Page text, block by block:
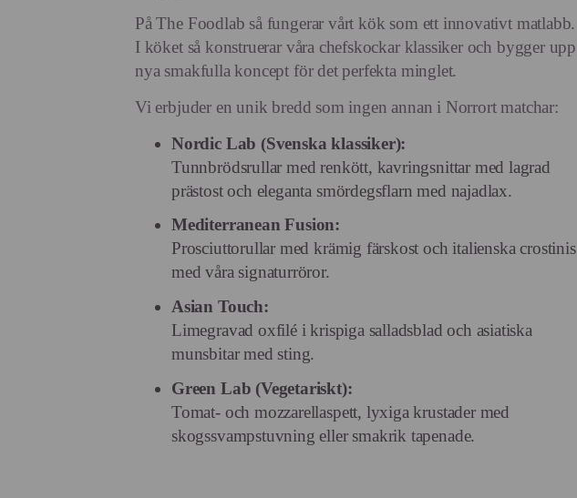
På The Foodlab så fungerar vårt kök som ett innovativt matlabb.
I köket så konstruerar våra chefskockar klassiker och bygger upp
nya smakfulla koncept för det perfekta minglet.
Vi erbjuder en unik bredd som ingen annan i Norrort matchar:
Nordic Lab (Svenska klassiker):
Tunnbrödsrullar med renkött, kavringsnittar med lagrad
prästost och eleganta smördegsflarn med najadlax.
Mediterranean Fusion:
Prosciuttorullar med krämig färskost och italienska crostinis
med våra signaturröror.
Asian Touch:
Limegravad oxfilé i krispiga salladsblad och asiatiska
munsbitar med sting.
Green Lab (Vegetariskt):
Tomat- och mozzarellaspett, lyxiga krustader med
skogssvampstuvning eller smakrik tapenade.